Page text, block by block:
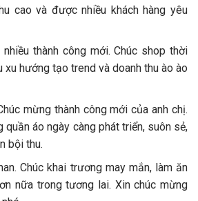
cao và được nhiều khách hàng yêu
thành công mới. Chúc shop thời
xu hướng tạo trend và doanh thu ào ào
mừng thành công mới của anh chị.
quần áo ngày càng phát triển, suôn sẻ,
bội thu.
Chúc khai trương may mắn, làm ăn
nữa trong tương lai. Xin chúc mừng